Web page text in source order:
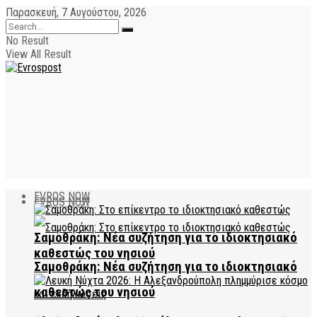
Παρασκευή, 7 Αυγούστου, 2026
No Result
View All Result
EVROS NOW
Σαμοθράκη: Νέα συζήτηση για το ιδιοκτησιακό
καθεστώς του νησιού
EVROS NOW
Σαμοθράκη: Νέα συζήτηση για το ιδιοκτησιακό
καθεστώς του νησιού